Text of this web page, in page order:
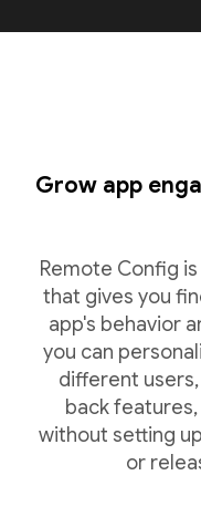
Grow app
Remote Config
that gives you
app's behavior
you can
different users,
back features,
without setting
or